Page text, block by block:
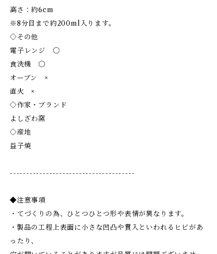
高さ：約6cm
※8分目まで約200ml入ります。
◇その他
電子レンジ 〇
食洗機 〇
オーブン ×
直火 ×
◇作家・ブランド
よしざわ窯
◇産地
益子焼
--------------------------------------
◆注意事項
・てづくりの為、ひとつひとつ形や表情が異なります。
・製品の工程上表面に小さな凹凸や貫入といわれるヒビがあ
ったり、